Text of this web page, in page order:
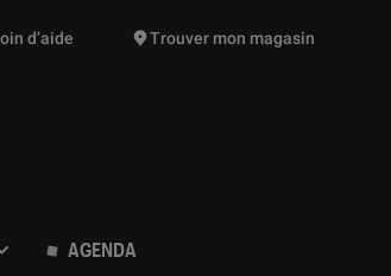
de produits vont vous être proposées
d’aide Trouver mon magasin
AGENDA